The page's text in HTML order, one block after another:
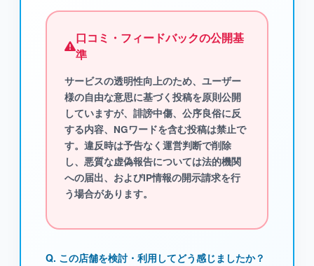
口コミ・フィードバックの公開基
準
サービスの透明性向上のため、ユーザー
様の自由な意思に基づく投稿を原則公開
していますが、 誹謗中傷、公序良俗に反
する内容、NGワードを含む投稿は禁止で
す。違反時は予告なく運営判断で削除
し、悪質な虚偽報告については法的機関
への届出、およびIP情報の開示請求を行
う場合があります。
Q. この店舗を検討・利用してどう感じましたか？